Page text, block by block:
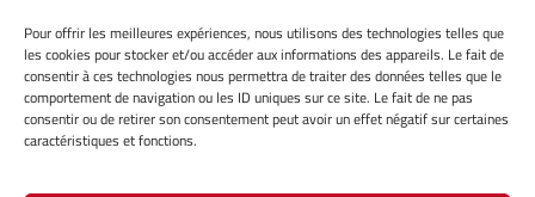
Pour offrir les meilleures expériences, nous utilisons des technologies telles que
les cookies pour stocker et/ou accéder aux informations des appareils. Le fait de
consentir à ces technologies nous permettra de traiter des données telles que le
comportement de navigation ou les ID uniques sur ce site. Le fait de ne pas
consentir ou de retirer son consentement peut avoir un effet négatif sur certaines
caractéristiques et fonctions.
INFORMATIONS LÉGALES
Mentions légales
Gérer mes cookies
Politique de cookies
Avertissement